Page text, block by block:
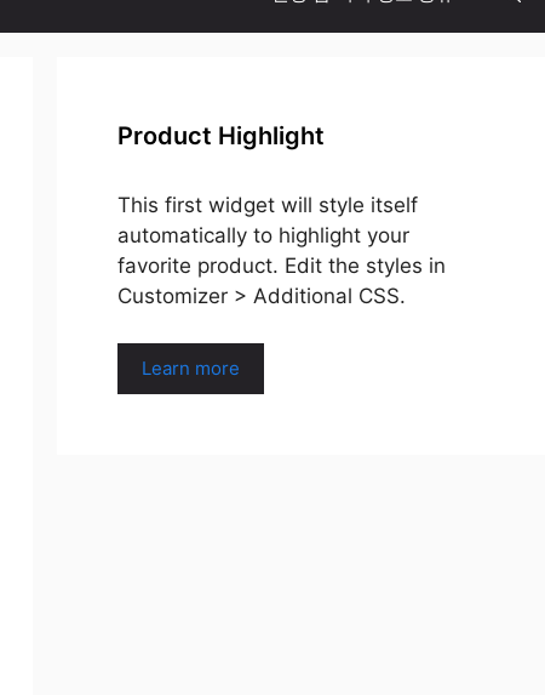
Product Highlight
This first widget will style itself
automatically to highlight your
favorite product. Edit the styles in
Customizer > Additional CSS.
Learn more